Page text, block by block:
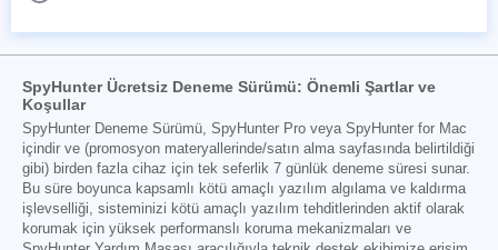
SpyHunter Ücretsiz Deneme Sürümü: Önemli Şartlar ve
Koşullar
SpyHunter Deneme Sürümü, SpyHunter Pro veya SpyHunter for Mac
içindir ve (promosyon materyallerinde/satın alma sayfasında belirtildiği
gibi) birden fazla cihaz için tek seferlik 7 günlük deneme süresi sunar.
Bu süre boyunca kapsamlı kötü amaçlı yazılım algılama ve kaldırma
işlevselliği, sisteminizi kötü amaçlı yazılım tehditlerinden aktif olarak
korumak için yüksek performanslı koruma mekanizmaları ve